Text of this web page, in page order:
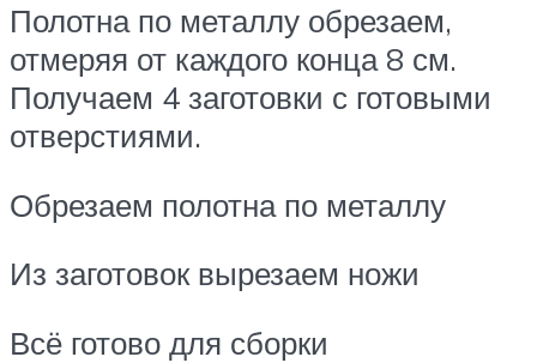
Полотна по металлу обрезаем,
отмеряя от каждого конца 8 см.
Получаем 4 заготовки с готовыми
отверстиями.
Обрезаем полотна по металлу
Из заготовок вырезаем ножи
Всё готово для сборки